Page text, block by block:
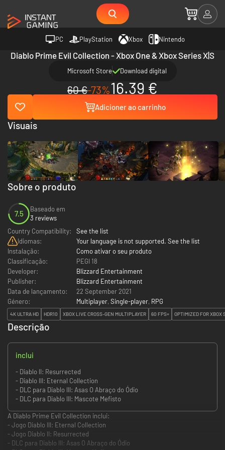
PC PlayStation Xbox Nintendo
Diablo Prime Evil Collection - Xbox One & Xbox Series X|S
Microsoft Store Download digital
60 €-73%16.39 €
Adicioner ao carrinho
Sobre o produto
7.5
Baseado em
3 reviews
Country Compatibility:
See the list
Idiomas:
Your language is not supported. See the list
Instalação:
Como ativar o seu produto
Classificação:
PEGI 18
Developer:
Blizzard Entertainment
Publisher:
Blizzard Entertainment
Data de lançamento:
22 September 2021
Género:
Multiplayer, Single-player, RPG
4K ULTRA HD HDR10 XBOX LIVE CROSS-GEN MULTIPLAYER 60 FPS+ OPTIMIZED FOR XBOX
Visuais
Descrição
inclui
- Diablo II: Resurrected
- Diablo III: Eternal Collection
- DLC para Diablo III: Asas O Abraço do Ódio
- DLC para Diablo III: Mascote Mefisto
A Diablo Prime Evil Collection inclui:
- Jogo Diablo III: Eternal Collection
- Jogo Diablo II: Resurrected
- DLC para Diablo III: Asas O Abraço do Ódio